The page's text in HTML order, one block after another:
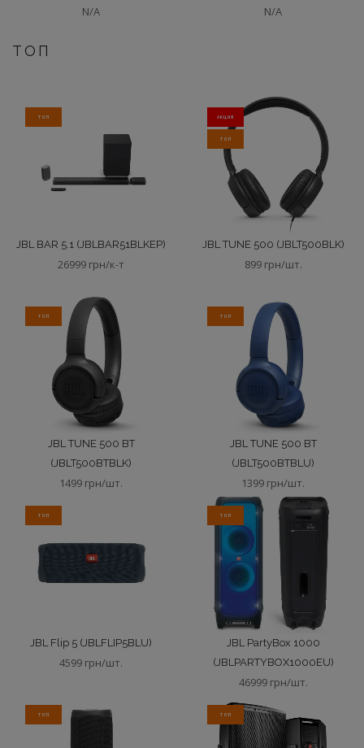
N/A N/A
ТОП
ТОП
JBL BAR 5.1 (JBLBAR51BLKEP)
26999 грн/к-т
АКЦИЯ
ТОП
JBL TUNE 500 (JBLT500BLK)
899 грн/шт.
ТОП
JBL TUNE 500 BT
(JBLT500BTBLK)
1499 грн/шт.
ТОП
JBL TUNE 500 BT
(JBLT500BTBLU)
1399 грн/шт.
ТОП
JBL Flip 5 (JBLFLIP5BLU)
4599 грн/шт.
ТОП
JBL PartyBox 1000
(JBLPARTYBOX1000EU)
46999 грн/шт.
ТОП ТОП